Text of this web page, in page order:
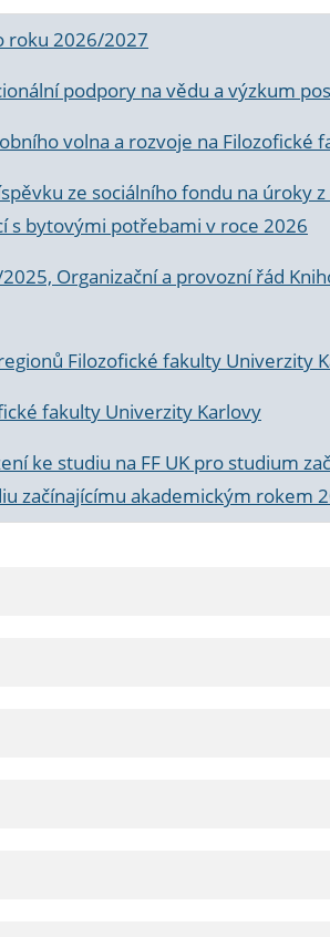
roku 2026/2027
podpory na vědu a výzkum
volna a rozvoje na Filozofické
ze sociálního fondu na úroky
s bytovými potřebami v roce 2026
Organizační a provozní řád
Filozofické fakulty Univerzity
fakulty Univerzity Karlovy
ke studiu na FF UK pro studium
začínajícímu akademickým rokem